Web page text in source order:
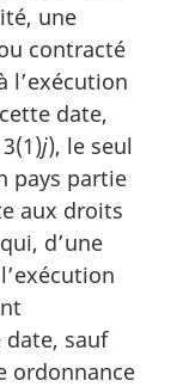
une
contracté
l’exécution
date,
j), le seul
pays partie
aux droits
d’une
date, sauf
ordonnance